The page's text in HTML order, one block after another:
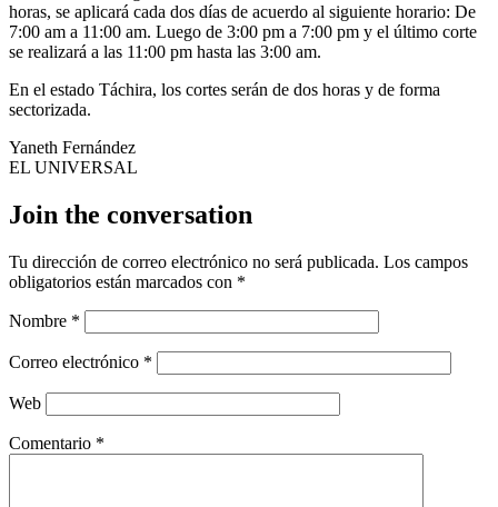
horas, se aplicará cada dos días de acuerdo al siguiente horario: De
7:00 am a 11:00 am. Luego de 3:00 pm a 7:00 pm y el último corte
se realizará a las 11:00 pm hasta las 3:00 am.
En el estado Táchira, los cortes serán de dos horas y de forma
sectorizada.
Yaneth Fernández
EL UNIVERSAL
Join the conversation
Tu dirección de correo electrónico no será publicada. Los campos
obligatorios están marcados con *
Nombre *
Correo electrónico *
Web
Comentario *